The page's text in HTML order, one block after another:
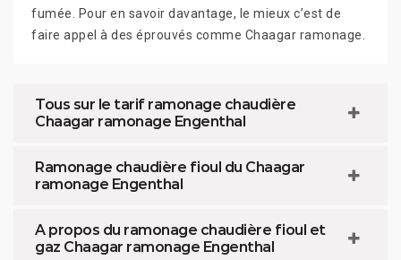
fumée. Pour en savoir davantage, le mieux c’est de
faire appel à des éprouvés comme Chaagar ramonage.
Tous sur le tarif ramonage chaudière
Chaagar ramonage Engenthal
Ramonage chaudière fioul du Chaagar
ramonage Engenthal
A propos du ramonage chaudière fioul et
gaz Chaagar ramonage Engenthal